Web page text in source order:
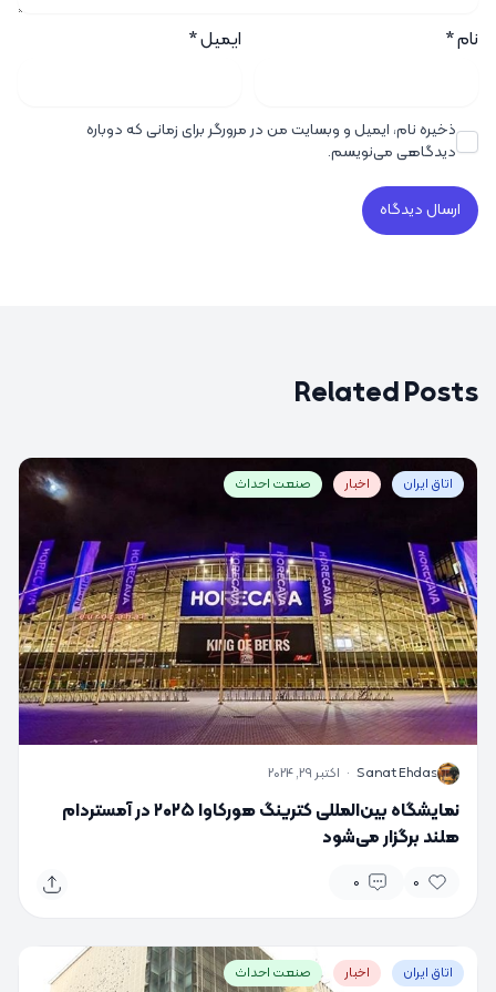
نام* ایمیل*
ذخیره نام، ایمیل و وبسایت من در مرورگر برای زمانی که دوباره
دیدگاهی می‌نویسم.
Related Posts
اتاق ایران اخبار صنعت احداث
S
Sanat Ehdas
· اکتبر 29, 2024
نمایشگاه بین‌المللی کترینگ هورکاوا ۲۰۲۵ در آمستردام
هلند برگزار می‌شود
0
0
اتاق ایران اخبار صنعت احداث